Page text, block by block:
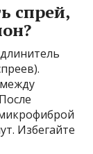
спрей,
Избегайте